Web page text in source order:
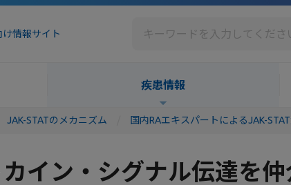
情報サイト
疾患情報
JAK-STATのメカニズム 国内RAエキスパートによるJAK-
イン・シグナル伝達を